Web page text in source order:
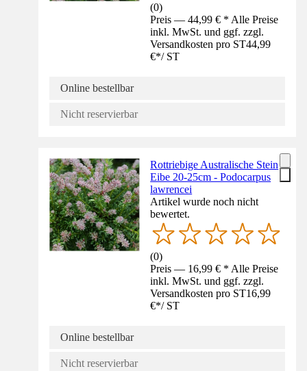
(0)
Preis — 44,99 € * Alle Preise
inkl. MwSt. und ggf. zzgl.
Versandkosten pro ST44,99
€*/ ST
Online bestellbar
Nicht reservierbar
Rottriebige Australische Stein
Eibe 20-25cm - Podocarpus
lawrencei
Artikel wurde noch nicht
bewertet.
(0)
Preis — 16,99 € * Alle Preise
inkl. MwSt. und ggf. zzgl.
Versandkosten pro ST16,99
€*/ ST
Online bestellbar
Nicht reservierbar